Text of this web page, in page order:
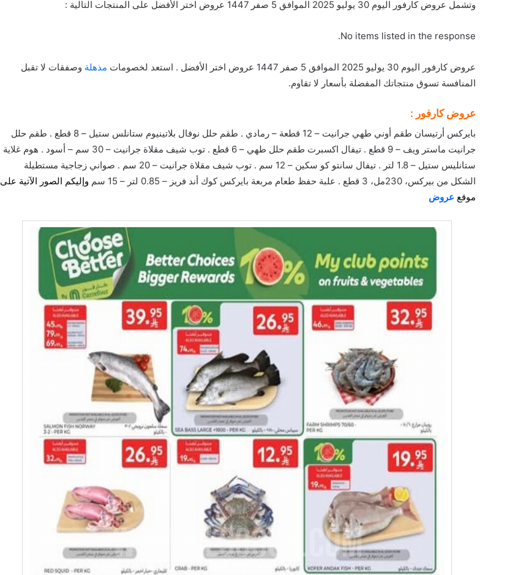
وتشمل عروض كارفور اليوم 30 يوليو 2025 الموافق 5 صفر 1447 عروض اختر الأفضل على المنتجات التالية :
No items listed in the response.
عروض كارفور اليوم 30 يوليو 2025 الموافق 5 صفر 1447 عروض اختر الأفضل . استعد لخصومات مذهلة وصفقات لا تقبل
المنافسة تسوق منتجاتك المفضلة بأسعار لا تقاوم.
عروض كارفور :
بايركس أرتيسان طقم أوني طهي جرانيت – 12 قطعة – رمادي . طقم حلل نوفال بلاتينيوم ستانلس ستيل – 8 قطع . طقم حلل
جرانيت ماستر ويف – 9 قطع . تيفال اكسبرت طقم حلل طهي – 6 قطع . توب شيف مقلاة جرانيت – 30 سم – أسود . هوم غلاية
ستانليس ستيل – 1.8 لتر . تيفال سانتو كو سكين – 12 سم . توب شيف مقلاة جرانيت – 20 سم . صواني زجاجية مستطيلة
الشكل من بيركس، 230مل، 3 قطع . علبة حفظ طعام مربعة بايركس كوك أند فريز – 0.85 لتر – 15 سم
وإليكم الصور الآتية على
موقع عروض